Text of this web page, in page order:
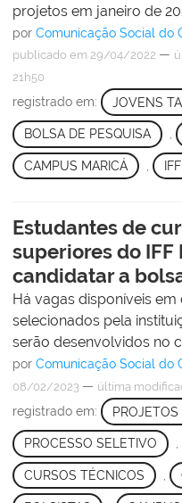
projetos em janeiro de
por Comunicação Social do
publicado em 29/04/2022 —
21h50
registrado em: JOVENS
BOLSA DE PESQUISA ,
CAMPUS MARICÁ
Estudantes de
superiores do
candidatar a
Há vagas disponíveis
selecionados pela
serão desenvolvidos no
por Comunicação Social do
08/02/2023 — última
registrado em:
PROCESSO SELETIVO ,
CURSOS TÉCNICOS